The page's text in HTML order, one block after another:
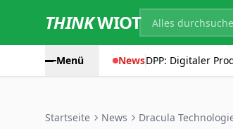
THINKWIOT
Menü NewsDPP: Digitaler
Startseite News Dracula